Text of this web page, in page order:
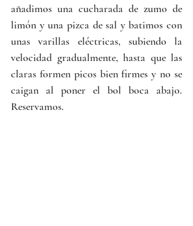
añadimos una cucharada de zumo de
limón y una pizca de sal y batimos con
unas varillas eléctricas, subiendo la
velocidad gradualmente, hasta que las
claras formen picos bien firmes y no se
caigan al poner el bol boca abajo.
Reservamos.